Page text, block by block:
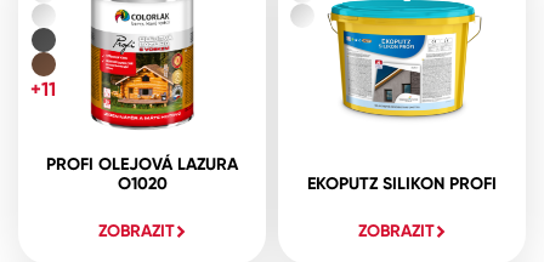
PROFI OLEJOVÁ LAZURA
O1020
ZOBRAZIT
+11
EKOPUTZ SILIKON PROFI
ZOBRAZIT